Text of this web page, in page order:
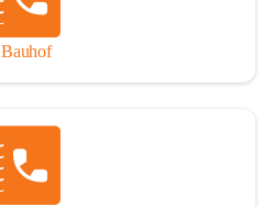
Bauhof